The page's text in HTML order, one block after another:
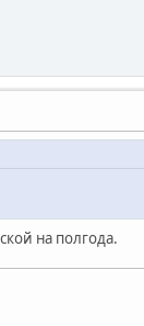
на полгода.